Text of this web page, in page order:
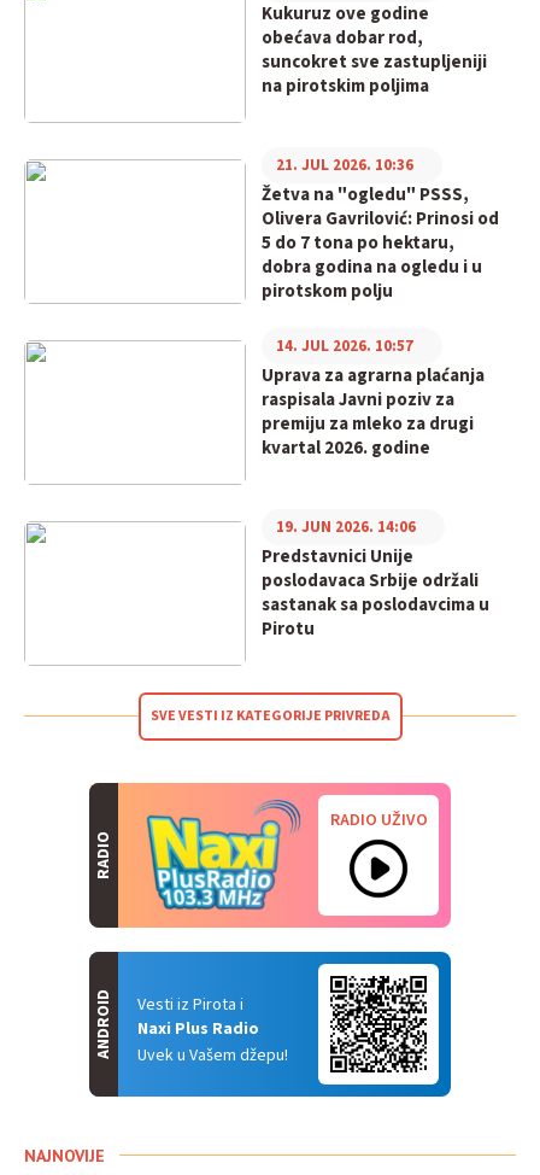
Kukuruz ove godine
obećava dobar rod,
suncokret sve zastupljeniji
na pirotskim poljima
Žetva na "ogledu" PSSS,
Olivera Gavrilović: Prinosi od
5 do 7 tona po hektaru,
dobra godina na ogledu i u
pirotskom polju
21. JUL 2026. 10:36
Uprava za agrarna plaćanja
raspisala Javni poziv za
premiju za mleko za drugi
kvartal 2026. godine
14. JUL 2026. 10:57
Predstavnici Unije
poslodavaca Srbije održali
sastanak sa poslodavcima u
Pirotu
19. JUN 2026. 14:06
SVE VESTI IZ KATEGORIJE PRIVREDA
RADIO
RADIO UŽIVO
Vesti iz Pirota i
Naxi Plus Radio
Uvek u Vašem džepu!
ANDROID
NAJNOVIJE